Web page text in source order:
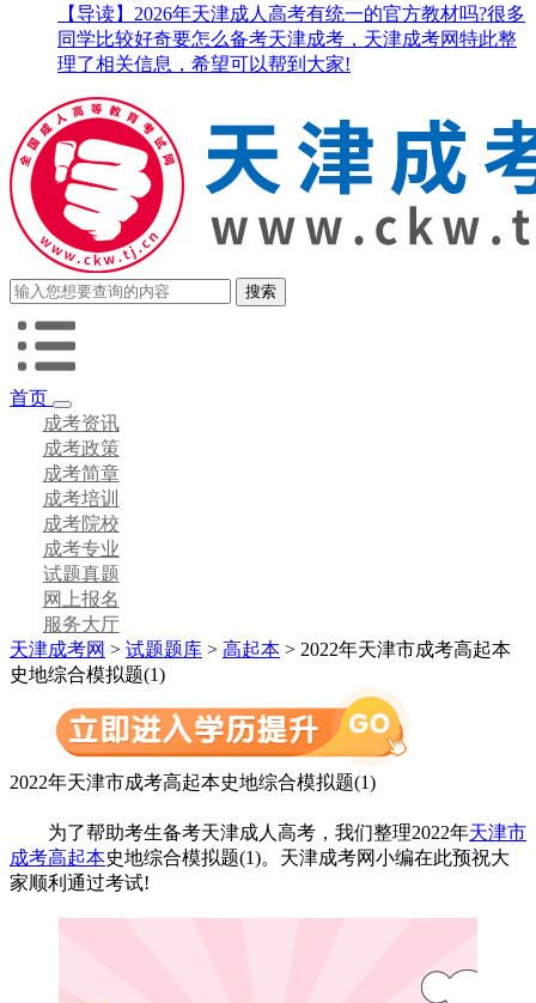
【导读】2026年天津成人高考有统一的官方教材吗?很多
同学比较好奇要怎么备考天津成考，天津成考网特此整
理了相关信息，希望可以帮到大家!
首页
成考资讯
成考政策
成考简章
成考培训
成考院校
成考专业
试题真题
网上报名
服务大厅
天津成考网 > 试题题库 > 高起本 > 2022年天津市成考高起本
史地综合模拟题(1)
2022年天津市成考高起本史地综合模拟题(1)
为了帮助考生备考天津成人高考，我们整理2022年天津市
成考高起本史地综合模拟题(1)。天津成考网小编在此预祝大
家顺利通过考试!